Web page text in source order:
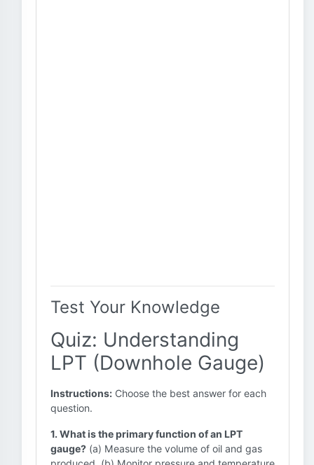
Test Your Knowledge
Quiz: Understanding
LPT (Downhole Gauge)
Instructions: Choose the best answer for each
question.
1. What is the primary function of an LPT
gauge? (a) Measure the volume of oil and gas